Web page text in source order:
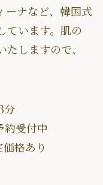
ーナなど、韓国式
ています。肌の
しますので、
分
約受付中
格あり